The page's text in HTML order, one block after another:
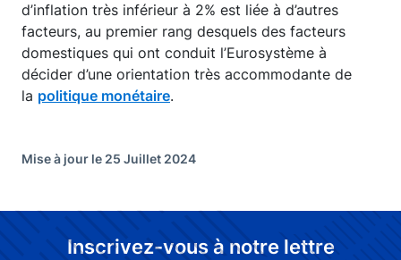
d’inflation très inférieur à 2% est liée à d’autres
facteurs, au premier rang desquels des facteurs
domestiques qui ont conduit l’Eurosystème à
décider d’une orientation très accommodante de
la politique monétaire.
Mise à jour le 25 Juillet 2024
Inscrivez-vous à notre lettre